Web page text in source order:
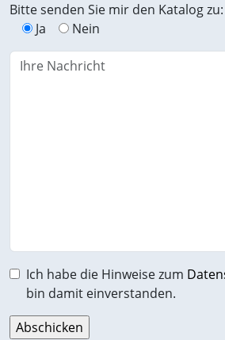
Bitte senden Sie mir den Katalog zu:
Ja
Nein
Ich habe die Hinweise zum
bin damit einverstanden.